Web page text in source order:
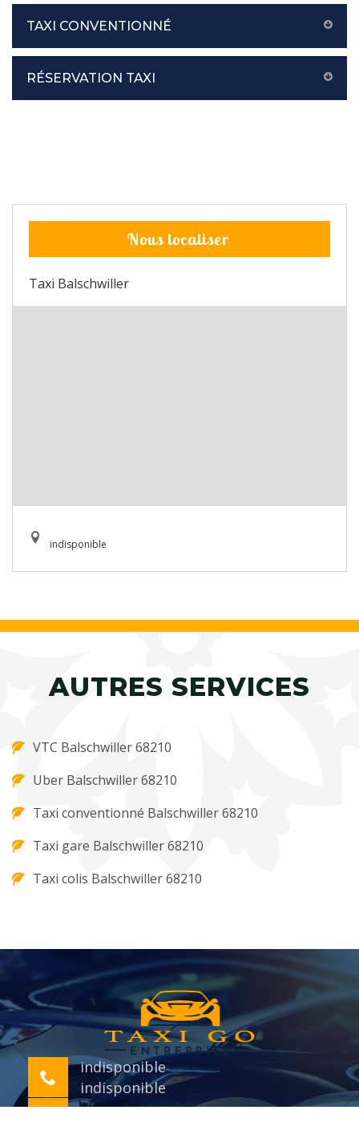
TAXI CONVENTIONNÉ
RÉSERVATION TAXI
Nous localiser
Taxi Balschwiller
indisponible
AUTRES SERVICES
VTC Balschwiller 68210
Uber Balschwiller 68210
Taxi conventionné Balschwiller 68210
Taxi gare Balschwiller 68210
Taxi colis Balschwiller 68210
indisponible
indisponible